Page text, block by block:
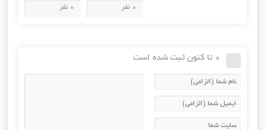
0 نفر 0 نفر
0 تا کنون ثبت شده است